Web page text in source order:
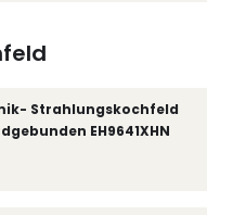
Strahlungskochfeld
EH9641XHN